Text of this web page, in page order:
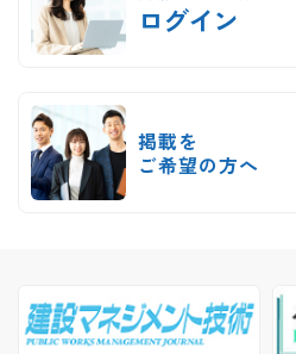
ログイン
掲載を
ご希望の方へ